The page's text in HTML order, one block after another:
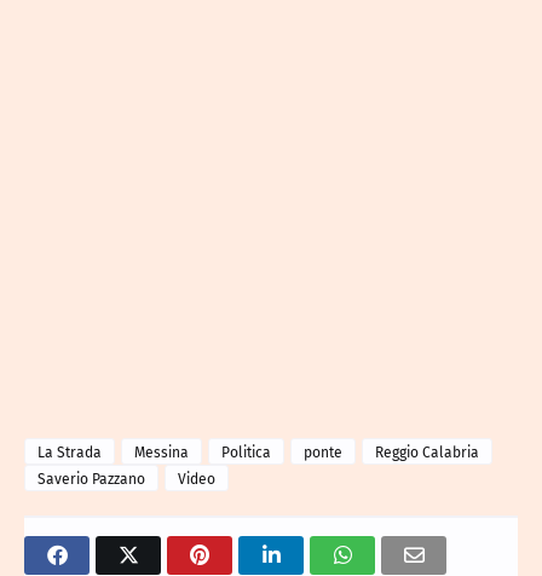
La Strada Messina Politica ponte
Reggio Calabria
Saverio Pazzano
Video